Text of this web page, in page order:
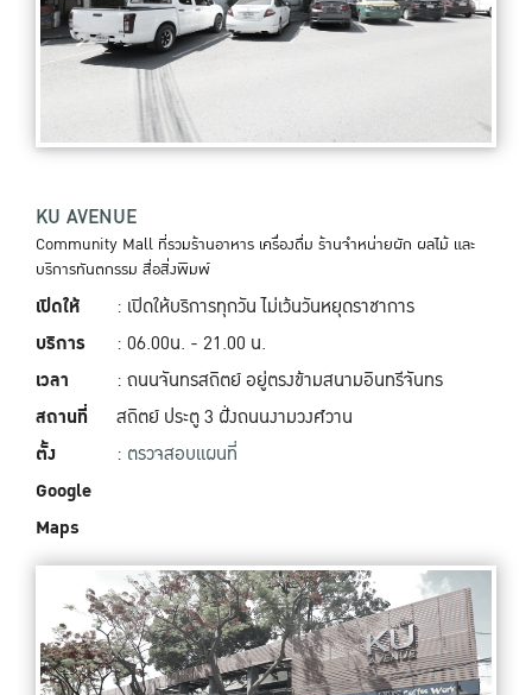
KU AVENUE
Community Mall ที่รวมร้านอาหาร เครื่องดื่ม ร้านจำหน่ายผัก ผลไม้ และ
บริการทันตกรรม สื่อสิ่งพิมพ์
เปิดให้
บริการ
เวลา
สถานที่
ตั้ง
Google
Maps
: เปิดให้บริการทุกวัน ไม่เว้นวันหยุดราชาการ
: 06.00น. - 21.00 น.
: ถนนจันทรสถิตย์ อยู่ตรงข้ามสนามอินทรีจันทร
สถิตย์ ประตู 3 ฝั่งถนนงามวงศ์วาน
: ตรวจสอบแผนที่